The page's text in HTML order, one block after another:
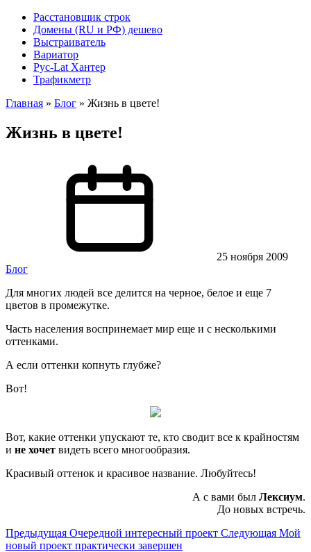
Расстановщик строк
Домены (RU и РФ) дешево
Выстраиватель
Вариатор
Рус-Lat Хантер
Трафикметр
Главная » Блог » Жизнь в цвете!
Жизнь в цвете!
25 ноября 2009
Блог
Для многих людей все делится на черное, белое и еще 7
цветов в промежутке.
Часть населения воспринемает мир еще и с несколькими
оттенками.
А если оттенки копнуть глубже?
Вот!
Вот, какие оттенки упускают те, кто сводит все к крайностям
и не хочет видеть всего многообразия.
Красивый оттенок и красивое название. Любуйтесь!
А с вами был Лексиум.
До новых встречь.
Предыдущая Очередной интересный проект Следующая Мой
новый проект практически завершен